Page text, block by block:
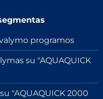
programos
su "AQUAQUICK
"AQUAQUICK 2000